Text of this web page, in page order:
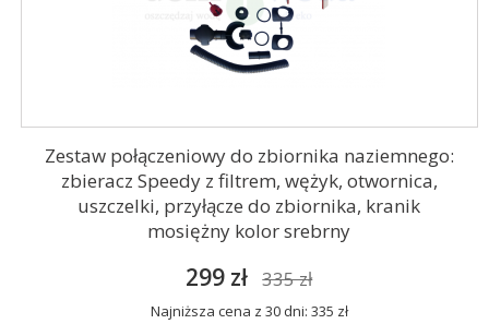
Zestaw połączeniowy do zbiornika naziemnego:
zbieracz Speedy z filtrem, wężyk, otwornica,
uszczelki, przyłącze do zbiornika, kranik
mosiężny kolor srebrny
299 zł 335 zł
Najniższa cena z 30 dni: 335 zł